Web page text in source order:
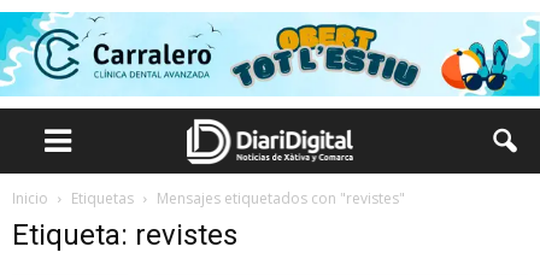
Inicio Etiquetas Mensajes etiquetados con "revistes"
Etiqueta: revistes